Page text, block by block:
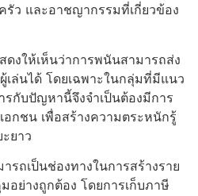
ว และอาชญากรรมที่เกี่ยวข้อง
งให้เห็นว่าการพนันสามารถส่ง
ล่นได้ โดยเฉพาะในกลุ่มที่มีแนว
กับปัญหานี้จึงจำเป็นต้องมีการ
กชน เพื่อสร้างความตระหนักรู้
ยาว
ถเป็นช่องทางในการสร้างราย
ย่างถูกต้อง โดยการเก็บภาษี